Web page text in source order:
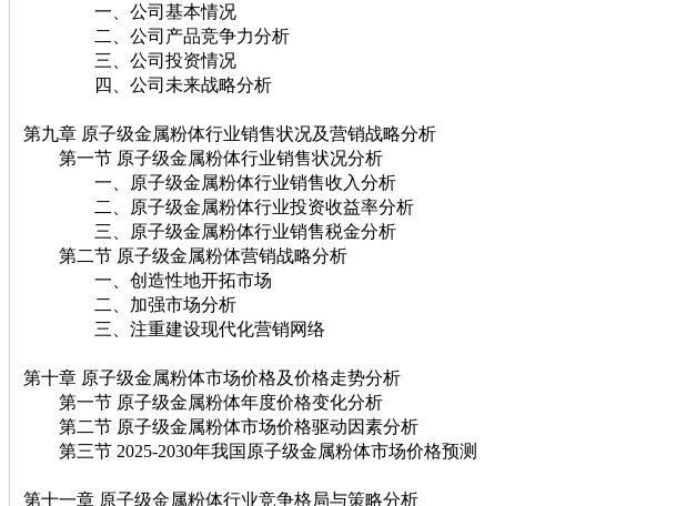
一、公司基本情况
二、公司产品竞争力分析
三、公司投资情况
四、公司未来战略分析
第九章 原子级金属粉体行业销售状况及营销战略分析
第一节 原子级金属粉体行业销售状况分析
一、原子级金属粉体行业销售收入分析
二、原子级金属粉体行业投资收益率分析
三、原子级金属粉体行业销售税金分析
第二节 原子级金属粉体营销战略分析
一、创造性地开拓市场
二、加强市场分析
三、注重建设现代化营销网络
第十章 原子级金属粉体市场价格及价格走势分析
第一节 原子级金属粉体年度价格变化分析
第二节 原子级金属粉体市场价格驱动因素分析
第三节 2025-2030年我国原子级金属粉体市场价格预测
第十一章 原子级金属粉体行业竞争格局与策略分析